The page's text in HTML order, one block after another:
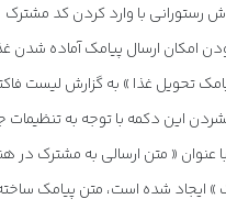
رستورانی با وارد کردن کد مشترک
امکان ارسال پیامک آماده شدن
تحویل غذا » به گزارش لیست
این دکمه با توجه به تنظیمات
عنوان « متن ارسالی به مشترک در
» ایجاد شده است، متن پیامک